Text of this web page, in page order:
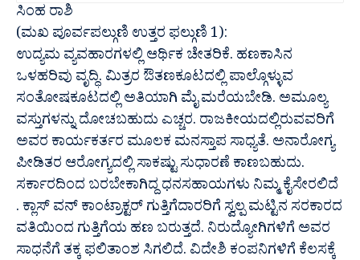
ಸಿಂಹ ರಾಶಿ
(ಮಖ ಪೂರ್ವಪಲ್ಗುಣಿ ಉತ್ತರ ಫಲ್ಗುಣಿ 1):
ಉದ್ಯಮ ವ್ಯವಹಾರಗಳಲ್ಲಿ ಆರ್ಥಿಕ ಚೇತರಿಕೆ. ಹಣಕಾಸಿನ
ಒಳಹರಿವು ವೃದ್ಧಿ. ಮಿತ್ರರ ಔತಣಕೂಟದಲ್ಲಿ ಪಾಲ್ಗೊಳ್ಳುವ
ಸಂತೋಷಕೂಟದಲ್ಲಿ ಅತಿಯಾಗಿ ಮೈ ಮರೆಯಬೇಡಿ. ಅಮೂಲ್ಯ
ವಸ್ತುಗಳನ್ನು ದೋಚಬಹುದು ಎಚ್ಚರ. ರಾಜಕೀಯದಲ್ಲಿರುವವರಿಗೆ
ಅವರ ಕಾರ್ಯಕರ್ತರ ಮೂಲಕ ಮನಸ್ತಾಪ ಸಾಧ್ಯತೆ. ಅನಾರೋಗ್ಯ
ಪೀಡಿತರ ಆರೋಗ್ಯದಲ್ಲಿ ಸಾಕಷ್ಟು ಸುಧಾರಣೆ ಕಾಣಬಹುದು.
ಸರ್ಕಾರದಿಂದ ಬರಬೇಕಾಗಿದ್ದ ಧನಸಹಾಯಗಳು ನಿಮ್ಮ ಕೈಸೇರಲಿದೆ
. ಕ್ಲಾಸ್ ವನ್ ಕಾಂಟ್ರಾಕ್ಟರ್ ಗುತ್ತಿಗೆದಾರರಿಗೆ ಸ್ವಲ್ಪ ಮಟ್ಟಿನ ಸರಕಾರದ
ವತಿಯಿಂದ ಗುತ್ತಿಗೆಯ ಹಣ ಬರುತ್ತದೆ. ನಿರುದ್ಯೋಗಿಗಳಿಗೆ ಅವರ
ಸಾಧನೆಗೆ ತಕ್ಕ ಫಲಿತಾಂಶ ಸಿಗಲಿದೆ. ವಿದೇಶಿ ಕಂಪನಿಗಳಿಗೆ ಕೆಲಸಕ್ಕೆ